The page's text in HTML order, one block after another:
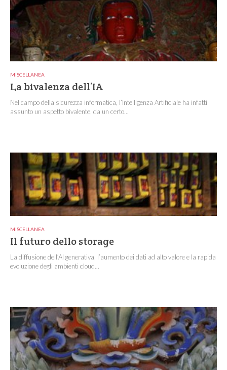
MISCELLANEA
La bivalenza dell’IA
Nel campo della sicurezza informatica, l’Intelligenza Artificiale ha infatti
assunto un aspetto bivalente, da un certo...
MISCELLANEA
Il futuro dello storage
La diffusione dell’AI generativa, l’aumento dei dati ad alto valore e la rapida
evoluzione degli ambienti cloud...